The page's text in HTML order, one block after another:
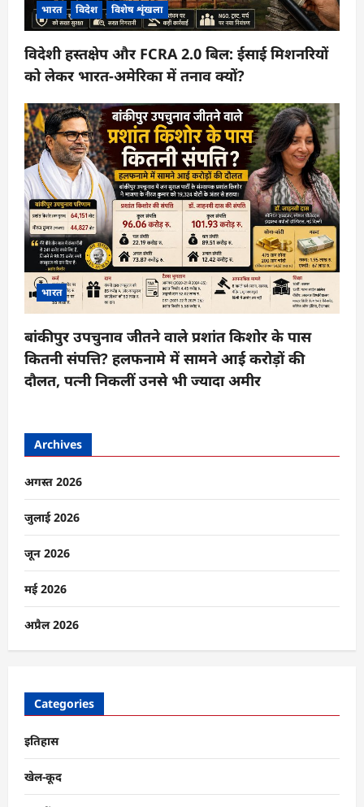
भारत विदेश विशेष शृंखला
विदेशी हस्तक्षेप और FCRA 2.0 बिल: ईसाई मिशनरियों
को लेकर भारत-अमेरिका में तनाव क्यों?
भारत
बांकीपुर उपचुनाव जीतने वाले प्रशांत किशोर के पास
कितनी संपत्ति? हलफनामे में सामने आई करोड़ों की
दौलत, पत्नी निकलीं उनसे भी ज्यादा अमीर
Archives
अगस्त 2026
जुलाई 2026
जून 2026
मई 2026
अप्रैल 2026
Categories
इतिहास
खेल-कूद